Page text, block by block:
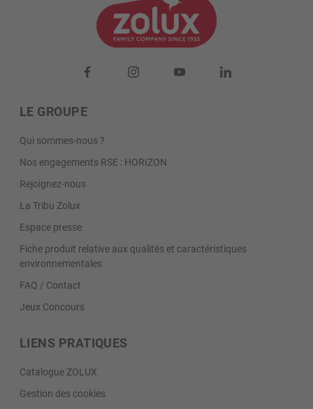
LE GROUPE
Qui sommes-nous ?
Nos engagements RSE : HORIZON
Rejoignez-nous
La Tribu Zolux
Espace presse
Fiche produit relative aux qualités et caractéristiques
environnementales
FAQ / Contact
Jeux Concours
LIENS PRATIQUES
Catalogue ZOLUX
Gestion des cookies